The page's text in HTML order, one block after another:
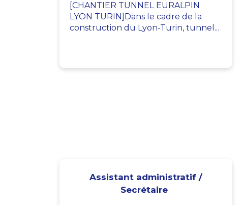
[CHANTIER TUNNEL EURALPIN
LYON TURIN]Dans le cadre de la
construction du Lyon-Turin, tunnel...
Assistant administratif /
Secrétaire